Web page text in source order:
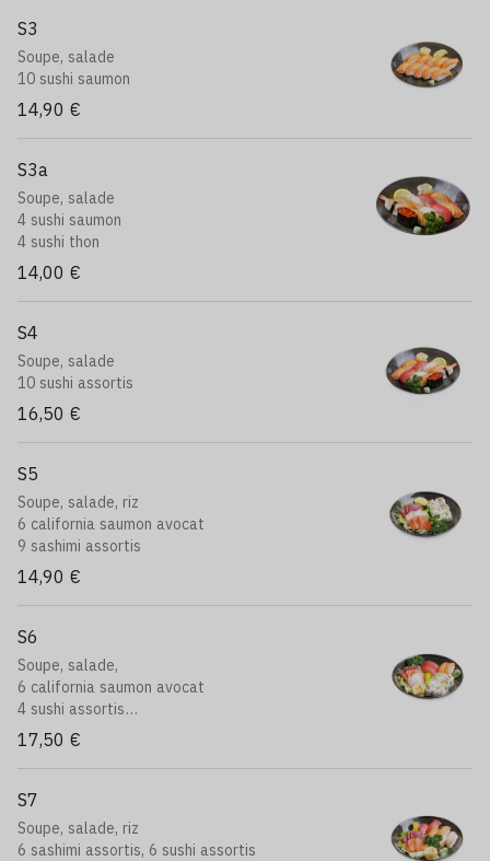
S3
Soupe, salade
10 sushi saumon
14,90 €
S3a
Soupe, salade
4 sushi saumon
4 sushi thon
14,00 €
S4
Soupe, salade
10 sushi assortis
16,50 €
S5
Soupe, salade, riz
6 california saumon avocat
9 sashimi assortis
14,90 €
S6
Soupe, salade,
6 california saumon avocat
4 sushi assortis
8 sashimi assortis
17,50 €
S7
Soupe, salade, riz
6 sashimi assortis, 6 sushi assortis